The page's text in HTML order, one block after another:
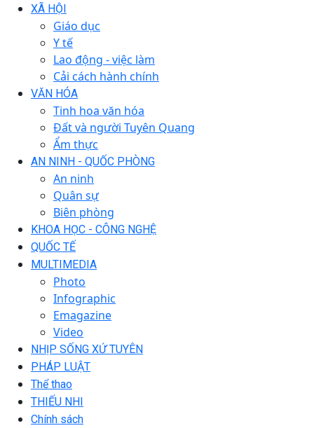
XÃ HỘI
Giáo dục
Y tế
Lao động - việc làm
Cải cách hành chính
VĂN HÓA
Tinh hoa văn hóa
Đất và người Tuyên Quang
Ẩm thực
AN NINH - QUỐC PHÒNG
An ninh
Quân sự
Biên phòng
KHOA HỌC - CÔNG NGHỆ
QUỐC TẾ
MULTIMEDIA
Photo
Infographic
Emagazine
Video
NHỊP SỐNG XỨ TUYÊN
PHÁP LUẬT
Thể thao
THIẾU NHI
Chính sách